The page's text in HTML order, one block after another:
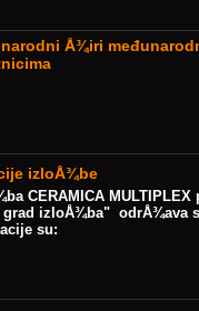
Å¾iri
izloÅ¾be
CERAMICA
izloÅ¾ba" odrÅ¾ava
su: